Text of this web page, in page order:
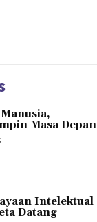
Masa Depan
Intelektual
Datang